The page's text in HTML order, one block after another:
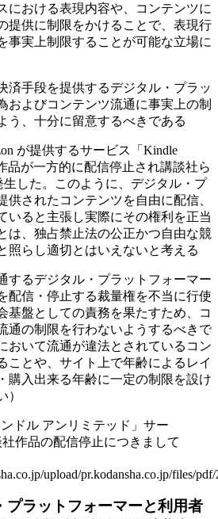
における表現内容や、コンテンツに
提供に制限をかけることで、表現行
事実上制限することが可能な立場に
済手段を提供するデジタル・プラッ
およびコンテンツ流通に事実上の制
う、十分に留意するべきである
が提供するサービス「Kindle
品が一方的に配信停止され講談社ら
した。このように、デジタル・プ
供されたコンテンツを自由に配信、
いると主張し実際にその権利を正当
は、独占禁止法の公正かつ自由な競
照らし適切とはいえないと考える
するデジタル・プラットフォーマー
配信・停止する裁量権を不当に行使
基盤としての責務を果たすため、コ
通の制限を行わないようするべきで
おいて流通が違法とされているコン
ことや、サイト上で年齢によるレイ
購入出来る年齢に一定の制限を設け
）
ドル アンリミテッド」サー
作品の配信停止につきまして
upload/pr.kodansha.co.jp/files/
プラットフォーマーと利用者